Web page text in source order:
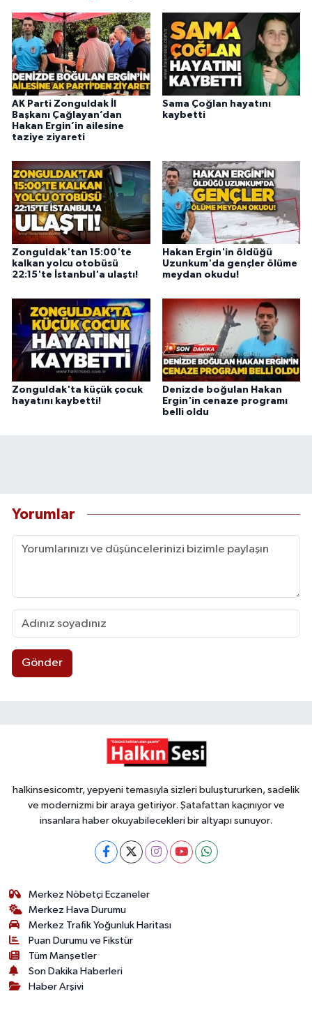
AK Parti Zonguldak İl
Başkanı Çağlayan’dan
Hakan Ergin’in ailesine
taziye ziyareti
Sama Çoğlan hayatını
kaybetti
Zonguldak'tan 15:00'te
kalkan yolcu otobüsü
22:15'te İstanbul'a ulaştı!
Hakan Ergin'in öldüğü
Uzunkum'da gençler ölüme
meydan okudu!
Zonguldak'ta küçük çocuk
hayatını kaybetti!
Denizde boğulan Hakan
Ergin'in cenaze programı
belli oldu
Yorumlar
Gönder
halkinsesicomtr, yepyeni temasıyla sizleri buluştururken, sadelik
ve modernizmi bir araya getiriyor. Şatafattan kaçınıyor ve
insanlara haber okuyabilecekleri bir altyapı sunuyor.
Merkez Nöbetçi Eczaneler
Merkez Hava Durumu
Merkez Trafik Yoğunluk Haritası
Puan Durumu ve Fikstür
Tüm Manşetler
Son Dakika Haberleri
Haber Arşivi